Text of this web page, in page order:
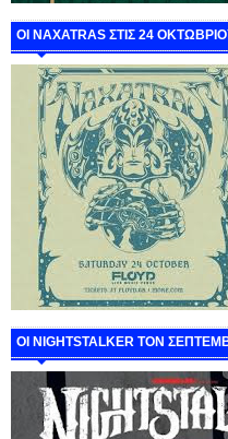
ΟΙ NAXATRAS ΣΤΙΣ 24
ΟΙ NIGHTSTALKER ΤΟΝ